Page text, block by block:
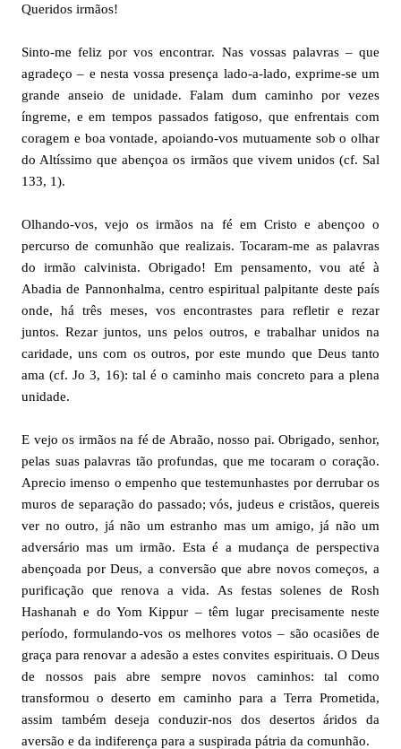
Queridos irmãos!
Sinto-me feliz por vos encontrar. Nas vossas palavras – que
agradeço – e nesta vossa presença lado-a-lado, exprime-se um
grande anseio de unidade. Falam dum caminho por vezes
íngreme, e em tempos passados fatigoso, que enfrentais com
coragem e boa vontade, apoiando-vos mutuamente sob o olhar
do Altíssimo que abençoa os irmãos que vivem unidos (cf. Sal
133, 1).
Olhando-vos, vejo os irmãos na fé em Cristo e abençoo o
percurso de comunhão que realizais. Tocaram-me as palavras
do irmão calvinista. Obrigado! Em pensamento, vou até à
Abadia de Pannonhalma, centro espiritual palpitante deste país
onde, há três meses, vos encontrastes para refletir e rezar
juntos. Rezar juntos, uns pelos outros, e trabalhar unidos na
caridade, uns com os outros, por este mundo que Deus tanto
ama (cf. Jo 3, 16): tal é o caminho mais concreto para a plena
unidade.
E vejo os irmãos na fé de Abraão, nosso pai. Obrigado, senhor,
pelas suas palavras tão profundas, que me tocaram o coração.
Aprecio imenso o empenho que testemunhastes por derrubar os
muros de separação do passado; vós, judeus e cristãos, quereis
ver no outro, já não um estranho mas um amigo, já não um
adversário mas um irmão. Esta é a mudança de perspectiva
abençoada por Deus, a conversão que abre novos começos, a
purificação que renova a vida. As festas solenes de Rosh
Hashanah e do Yom Kippur – têm lugar precisamente neste
período, formulando-vos os melhores votos – são ocasiões de
graça para renovar a adesão a estes convites espirituais. O Deus
de nossos pais abre sempre novos caminhos: tal como
transformou o deserto em caminho para a Terra Prometida,
assim também deseja conduzir-nos dos desertos áridos da
aversão e da indiferença para a suspirada pátria da comunhão.